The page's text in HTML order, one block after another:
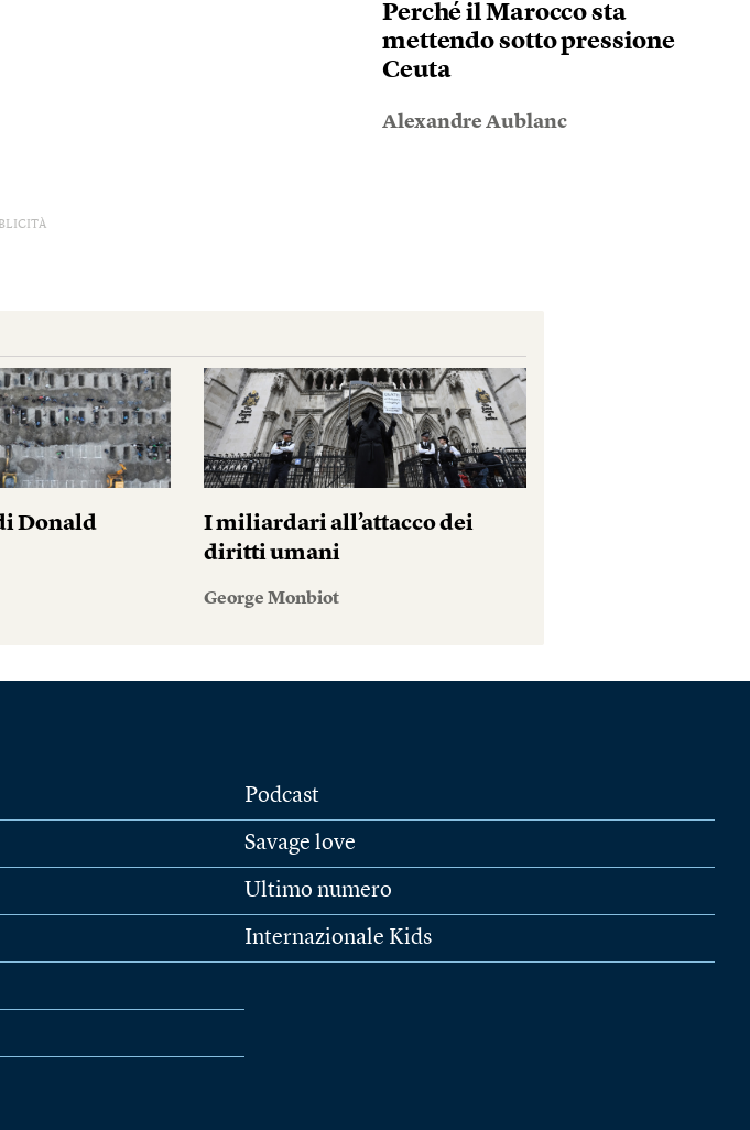
Perché il Marocco sta
mettendo sotto pressione
Ceuta
Alexandre Aublanc
Donald
I miliardari all’attacco dei
diritti umani
George Monbiot
Podcast
Savage love
Ultimo numero
Internazionale Kids